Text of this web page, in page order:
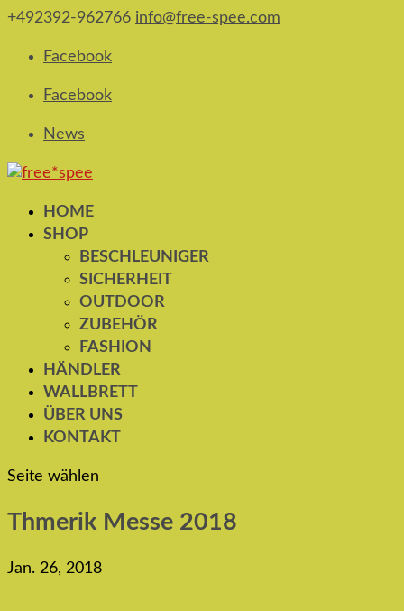
+492392-962766 info@free-spee.com
Facebook
Facebook
News
HOME
SHOP
BESCHLEUNIGER
SICHERHEIT
OUTDOOR
ZUBEHÖR
FASHION
HÄNDLER
WALLBRETT
ÜBER UNS
KONTAKT
Seite wählen
Thmerik Messe 2018
Jan. 26, 2018